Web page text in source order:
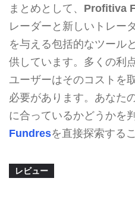
まとめとして、 Profitiva
レーダーと新しいトレー
を与える包括的なツール
供しています。多くの利
ユーザーはそのコストを
必要があります。あなた
に合っているかどうかを
Fundresを直接探索する
レビュー